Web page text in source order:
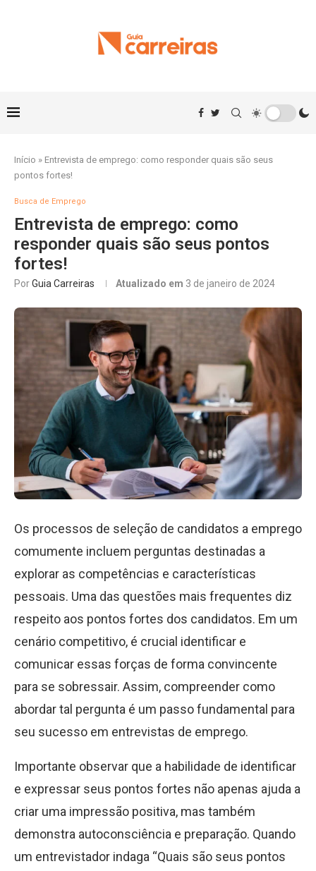
Início » Entrevista de emprego: como responder quais são seus
pontos fortes!
Busca de Emprego
Entrevista de emprego: como
responder quais são seus pontos
fortes!
PorGuia Carreiras Atualizado em 3 de janeiro de 2024
Os processos de seleção de candidatos a emprego
comumente incluem perguntas destinadas a
explorar as competências e características
pessoais. Uma das questões mais frequentes diz
respeito aos pontos fortes dos candidatos. Em um
cenário competitivo, é crucial identificar e
comunicar essas forças de forma convincente
para se sobressair. Assim, compreender como
abordar tal pergunta é um passo fundamental para
seu sucesso em entrevistas de emprego.
Importante observar que a habilidade de identificar
e expressar seus pontos fortes não apenas ajuda a
criar uma impressão positiva, mas também
demonstra autoconsciência e preparação. Quando
um entrevistador indaga “Quais são seus pontos